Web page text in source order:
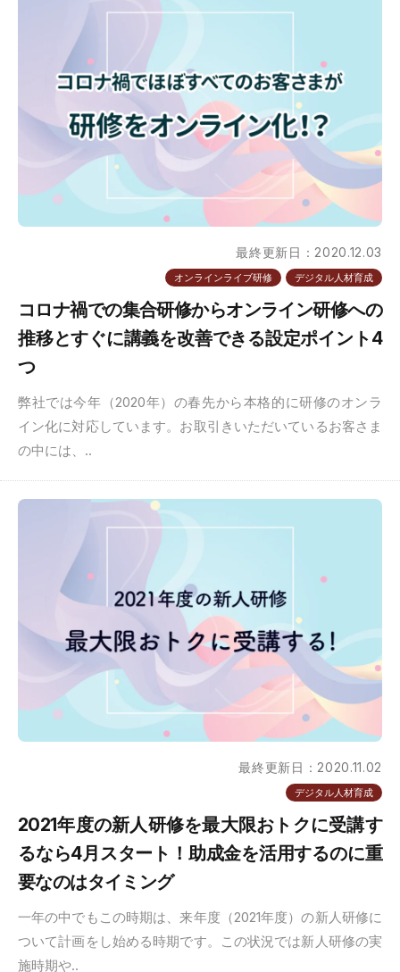
最終更新日：2020.12.03
オンラインライブ研修 デジタル人材育成
コロナ禍での集合研修からオンライン研修への
推移とすぐに講義を改善できる設定ポイント4
つ
弊社では今年（2020年）の春先から本格的に研修のオンラ
イン化に対応しています。お取引きいただいているお客さま
の中には、..
最終更新日：2020.11.02
デジタル人材育成
2021年度の新人研修を最大限おトクに受講す
るなら4月スタート！助成金を活用するのに重
要なのはタイミング
一年の中でもこの時期は、来年度（2021年度）の新人研修に
ついて計画をし始める時期です。この状況では新人研修の実
施時期や..